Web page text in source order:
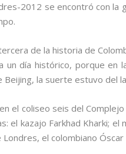
2012 se encontró con la
de la historia de
día histórico, porque en
Beijing, la suerte estuvo del
el coliseo seis del
el kazajo Farkhad Kharki;
el colombiano Óscar